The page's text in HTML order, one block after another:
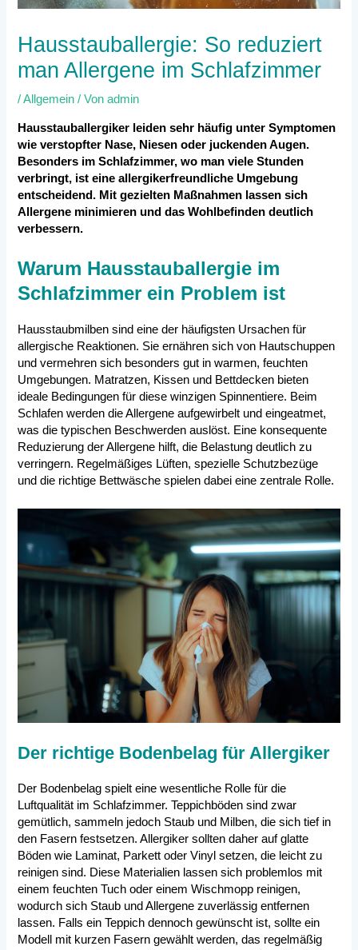
Hausstauballergie: So reduziert
man Allergene im Schlafzimmer
/Allgemein / Vonadmin
Hausstauballergiker leiden sehr häufig unter Symptomen
wie verstopfter Nase, Niesen oder juckenden Augen.
Besonders im Schlafzimmer, wo man viele Stunden
verbringt, ist eine allergikerfreundliche Umgebung
entscheidend. Mit gezielten Maßnahmen lassen sich
Allergene minimieren und das Wohlbefinden deutlich
verbessern.
Warum Hausstauballergie im
Schlafzimmer ein Problem ist
Hausstaubmilben sind eine der häufigsten Ursachen für
allergische Reaktionen. Sie ernähren sich von Hautschuppen
und vermehren sich besonders gut in warmen, feuchten
Umgebungen. Matratzen, Kissen und Bettdecken bieten
ideale Bedingungen für diese winzigen Spinnentiere. Beim
Schlafen werden die Allergene aufgewirbelt und eingeatmet,
was die typischen Beschwerden auslöst. Eine konsequente
Reduzierung der Allergene hilft, die Belastung deutlich zu
verringern. Regelmäßiges Lüften, spezielle Schutzbezüge
und die richtige Bettwäsche spielen dabei eine zentrale Rolle.
Der richtige Bodenbelag für Allergiker
Der Bodenbelag spielt eine wesentliche Rolle für die
Luftqualität im Schlafzimmer. Teppichböden sind zwar
gemütlich, sammeln jedoch Staub und Milben, die sich tief in
den Fasern festsetzen. Allergiker sollten daher auf glatte
Böden wie Laminat, Parkett oder Vinyl setzen, die leicht zu
reinigen sind. Diese Materialien lassen sich problemlos mit
einem feuchten Tuch oder einem Wischmopp reinigen,
wodurch sich Staub und Allergene zuverlässig entfernen
lassen. Falls ein Teppich dennoch gewünscht ist, sollte ein
Modell mit kurzen Fasern gewählt werden, das regelmäßig